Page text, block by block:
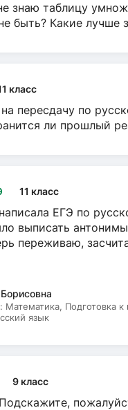
знаю таблицу
быть? Какие лучше
класс
пересдачу по
ли прошлый
11 класс
ЕГЭ по
выписать
переживаю,
Математика, Подготовка
язык
9 класс